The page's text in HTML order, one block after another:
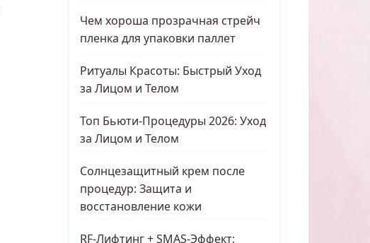
Чем хороша прозрачная стрейч
пленка для упаковки паллет
Ритуалы Красоты: Быстрый Уход
за Лицом и Телом
Топ Бьюти-Процедуры 2026: Уход
за Лицом и Телом
Солнцезащитный крем после
процедур: Защита и
восстановление кожи
RF-Лифтинг + SMAS-Эффект: